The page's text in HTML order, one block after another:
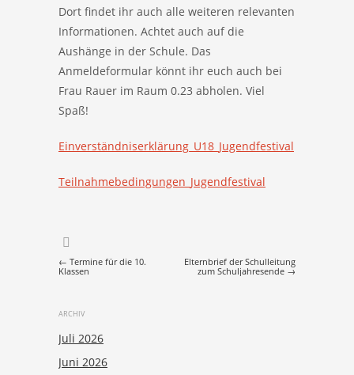
Dort findet ihr auch alle weiteren relevanten
Informationen. Achtet auch auf die
Aushänge in der Schule. Das
Anmeldeformular könnt ihr euch auch bei
Frau Rauer im Raum 0.23 abholen. Viel
Spaß!
Einverständniserklärung_U18_Jugendfestival
Teilnahmebedingungen_Jugendfestival
Post navigation
← Termine für die 10.
Klassen
Elternbrief der Schulleitung
zum Schuljahresende →
ARCHIV
Juli 2026
Juni 2026